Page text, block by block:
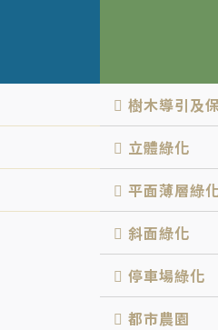
樹木導引及
立體綠化
平面薄層綠
斜面綠化
停車場綠化
都市農園